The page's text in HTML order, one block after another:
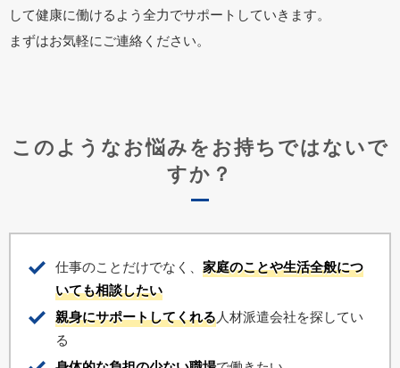
して健康に働けるよう全力でサポートしていきます。
まずはお気軽にご連絡ください。
このようなお悩みをお持ちではないで
すか？
仕事のことだけでなく、 家庭のことや生活全般につ
いても相談したい
親身にサポートしてくれる人材派遣会社を探してい
る